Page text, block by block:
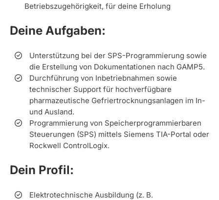
Betriebszugehörigkeit, für deine Erholung
Deine Aufgaben:
Unterstützung bei der SPS-Programmierung sowie
die Erstellung von Dokumentationen nach GAMP5.
Durchführung von Inbetriebnahmen sowie
technischer Support für hochverfügbare
pharmazeutische Gefriertrocknungsanlagen im In-
und Ausland.
Programmierung von Speicherprogrammierbaren
Steuerungen (SPS) mittels Siemens TIA-Portal oder
Rockwell ControlLogix.
Dein Profil:
Elektrotechnische Ausbildung (z. B.